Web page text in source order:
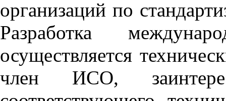
организаций по
Разработка
осуществляется
член ИСО,